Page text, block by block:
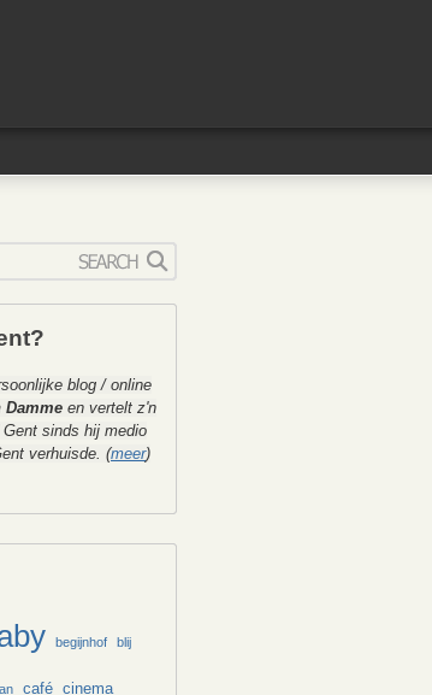
blog / online
Damme en vertelt z'n
sinds hij medio
verhuisde. (meer)
begijnhof blij
café cinema